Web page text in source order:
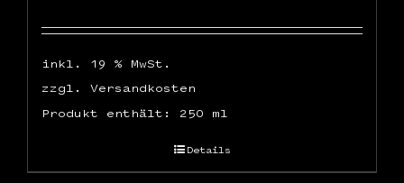
inkl. 19 % MwSt.
zzgl. Versandkosten
Produkt enthält: 250 ml
Details